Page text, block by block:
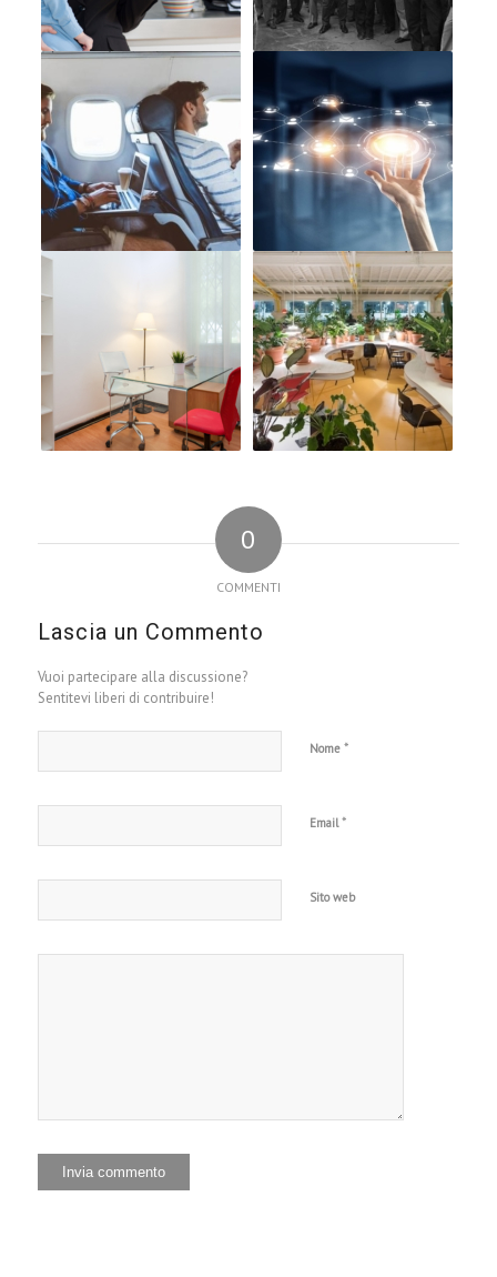
0
COMMENTI
Lascia un Commento
Vuoi partecipare alla discussione?
Sentitevi liberi di contribuire!
Nome *
Email*
Sito web